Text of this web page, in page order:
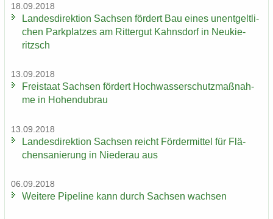
18.09.2018
Lan­des­di­rek­ti­on Sach­sen för­dert Bau eines un­ent­gelt­li­
chen Park­plat­zes am Rit­ter­gut Kahns­dorf in Neu­kie­
ritzsch
13.09.2018
Frei­staat Sach­sen för­dert Hoch­was­ser­schutz­maß­nah­
me in Ho­hen­du­brau
13.09.2018
Lan­des­di­rek­ti­on Sach­sen reicht För­der­mit­tel für Flä­
chen­sa­nie­rung in Nie­der­au aus
06.09.2018
Wei­te­re Pipe­line kann durch Sach­sen wach­sen